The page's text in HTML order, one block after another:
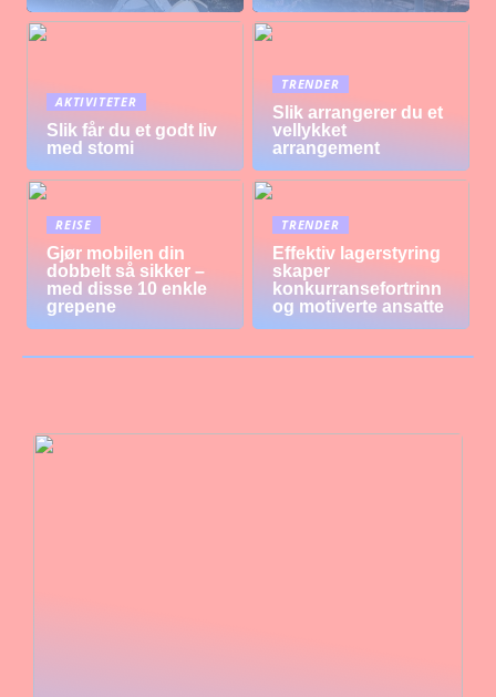
AKTIVITETER
Slik får du et godt liv
med stomi
TRENDER
Slik arrangerer du et
vellykket
arrangement
REISE
Gjør mobilen din
dobbelt så sikker –
med disse 10 enkle
grepene
TRENDER
Effektiv lagerstyring
skaper
konkurransefortrinn
og motiverte ansatte